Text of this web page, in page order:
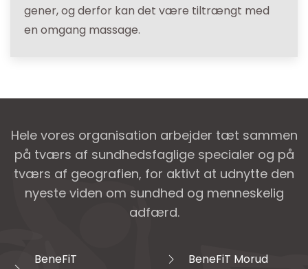
gener, og derfor kan det være tiltrængt med
en omgang massage.
Hele vores organisation arbejder tæt sammen
på tværs af sundhedsfaglige specialer og på
tværs af geografien, for aktivt at udnytte den
nyeste viden om sundhed og menneskelig
adfærd.
BeneFiT
BeneFiT Morud